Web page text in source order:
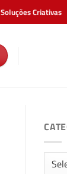
Soluções Criativas